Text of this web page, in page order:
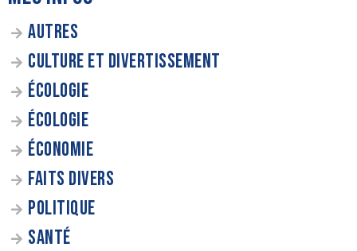
AUTRES
CULTURE ET DIVERTISSEMENT
ÉCOLOGIE
ÉCOLOGIE
ÉCONOMIE
FAITS DIVERS
POLITIQUE
SANTÉ